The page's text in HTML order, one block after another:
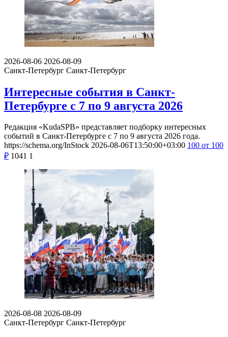
2026-08-06 2026-08-09
Санкт-Петербург Санкт-Петербург
Интересные события в Санкт-
Петербурге с 7 по 9 августа 2026
Редакция «KudaSPB» представляет подборку интересных
событий в Санкт-Петербурге с 7 по 9 августа 2026 года.
https://schema.org/InStock 2026-08-06T13:50:00+03:00 100 от 100
₽ 1041 1
2026-08-08 2026-08-09
Санкт-Петербург Санкт-Петербург